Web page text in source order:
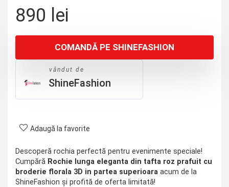
890 lei
COMANDĂ PE SHINEFASHION
vândut de
ShineFashion
Adaugă la favorite
Descoperă rochia perfectă pentru evenimente speciale!
Cumpără Rochie lunga eleganta din tafta roz prafuit cu
broderie florala 3D in partea superioara acum de la
ShineFashion și profită de oferta limitată!